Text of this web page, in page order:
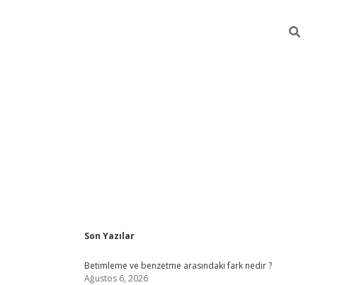
Sidebar
Son Yazılar
Betimleme ve benzetme arasındaki fark nedir ?
Ağustos 6, 2026